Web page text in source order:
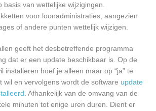
basis van wettelijke wijzigingen.
voor loonadministraties, aangezien
of andere punten wettelijk wijzigen.
geeft het desbetreffende programma
dat er een update beschikbaar is. Op de
installeren hoef je alleen maar op “ja” te
wil en vervolgens wordt de software update
. Afhankelijk van de omvang van de
minuten tot enige uren duren. Dient er